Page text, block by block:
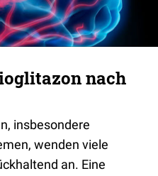
nach
insbesondere
wenden viele
an. Eine